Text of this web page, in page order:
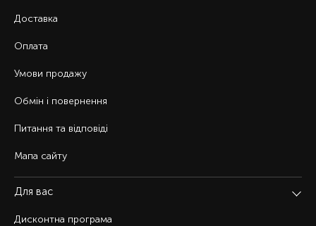
Доставка
Оплата
Умови продажу
Обмін і повернення
Питання та відповіді
Мапа сайту
Для вас
Дисконтна програма